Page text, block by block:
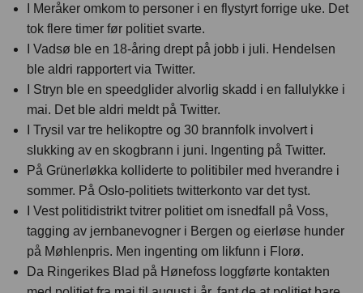
I Meråker omkom to personer i en flystyrt forrige uke. Det
tok flere timer før politiet svarte.
I Vadsø ble en 18-åring drept på jobb i juli. Hendelsen
ble aldri rapportert via Twitter.
I Stryn ble en speedglider alvorlig skadd i en fallulykke i
mai. Det ble aldri meldt på Twitter.
I Trysil var tre helikoptre og 30 brannfolk involvert i
slukking av en skogbrann i juni. Ingenting på Twitter.
På Grünerløkka kolliderte to politibiler med hverandre i
sommer. På Oslo-politiets twitterkonto var det tyst.
I Vest politidistrikt tvitrer politiet om isnedfall på Voss,
tagging av jernbanevogner i Bergen og eierløse hunder
på Møhlenpris. Men ingenting om likfunn i Florø.
Da Ringerikes Blad på Hønefoss loggførte kontakten